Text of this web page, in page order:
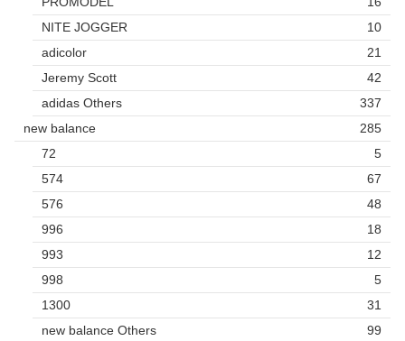
NITE JOGGER
10
adicolor
21
Jeremy Scott
42
adidas Others
337
new balance
285
72
5
574
67
576
48
996
18
993
12
998
5
1300
31
new balance Others
99